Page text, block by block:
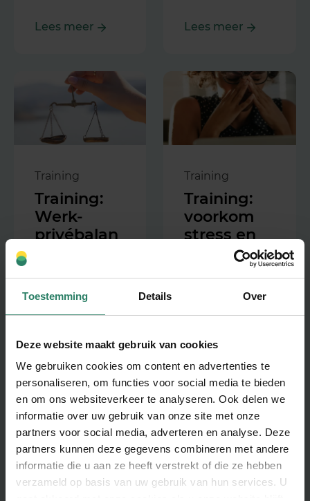
Toestemming Details Over
Deze website maakt gebruik van cookies
We gebruiken cookies om content en advertenties te
personaliseren, om functies voor social media te bieden
en om ons websiteverkeer te analyseren. Ook delen we
informatie over uw gebruik van onze site met onze
partners voor social media, adverteren en analyse. Deze
partners kunnen deze gegevens combineren met andere
informatie die u aan ze heeft verstrekt of die ze hebben
verzameld op basis van uw gebruik van hun services. U
Lees meer Lees meer
Training
Training:
Werk-
privébalan
Word een
expert in
timemanagem
stellen en
balans
bewaken.
Training
Training:
voorkom
stress en
burn-out
Heb je vaak last
van stress en
ben je continu
training helpt je
om stress te
herkennen,
ermee om te
gaan en
grenzen te
stellen.